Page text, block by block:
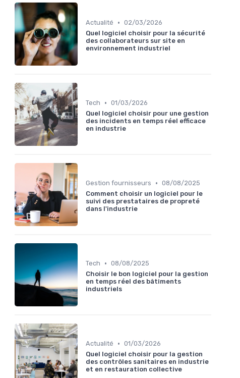
Actualité • 02/03/2026
Quel logiciel choisir pour la sécurité
des collaborateurs sur site en
environnement industriel
Tech • 01/03/2026
Quel logiciel choisir pour une gestion
des incidents en temps réel efficace
en industrie
Gestion fournisseurs • 08/08/2025
Comment choisir un logiciel pour le
suivi des prestataires de propreté
dans l'industrie
Tech • 08/08/2025
Choisir le bon logiciel pour la gestion
en temps réel des bâtiments
industriels
Actualité • 01/03/2026
Quel logiciel choisir pour la gestion
des contrôles sanitaires en industrie
et en restauration collective